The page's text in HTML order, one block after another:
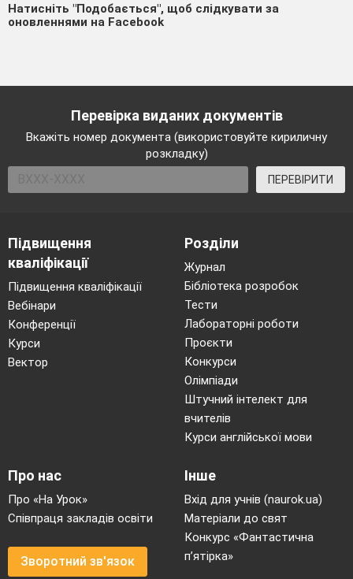
Натисніть "Подобається", щоб слідкувати за
оновленнями на Facebook
Перевірка виданих документів
Вкажіть номер документа (використовуйте кириличну
розкладку)
ПЕРЕВІРИТИ
Підвищення
кваліфікації
Підвищення кваліфікації
Вебінари
Конференції
Курси
Вектор
Розділи
Журнал
Бібліотека розробок
Тести
Лабораторні роботи
Проєкти
Конкурси
Олімпіади
Штучний інтелект для
вчителів
Курси англійської мови
Про нас
Про «На Урок»
Співпраця закладів освіти
Зворотний зв'язок
Інше
Вхід для учнів (naurok.ua)
Матеріали до свят
Конкурс «Фантастична
п’ятірка»